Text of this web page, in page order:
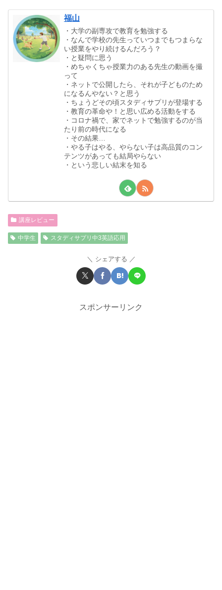
福山
・大学の副専攻で教育を勉強する
・なんで学校の先生っていつまでもつまらな
い授業をやり続けるんだろう？
・と疑問に思う
・めちゃくちゃ授業力のある先生の動画を撮
って
・ネットで公開したら、それが子どものため
になるんやない？と思う
・ちょうどその頃スタディサプリが登場する
・教育の革命や！と思い広める活動をする
・コロナ禍で、家でネットで勉強するのが当
たり前の時代になる
・その結果…
・やる子はやる、やらない子は高品質のコン
テンツがあっても結局やらない
・という悲しい結末を知る
講座レビュー
中学生 スタディサプリ中3英語応用
シェアする
スポンサーリンク